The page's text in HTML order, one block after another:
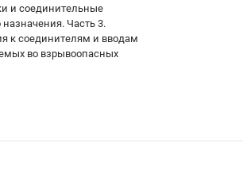
и соединительные
Часть 3.
к соединителям и вводам
во взрывоопасных